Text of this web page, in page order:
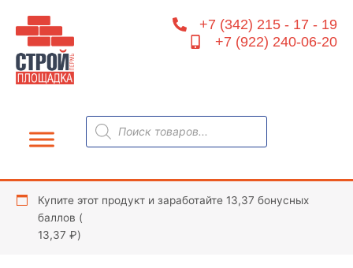
содержимому
+7 (342) 215 - 17 - 19
+7 (922) 240-06-20
Поиск
товаров
Купите этот продукт и заработайте 13,37 бонусных
баллов (
13,37 ₽)